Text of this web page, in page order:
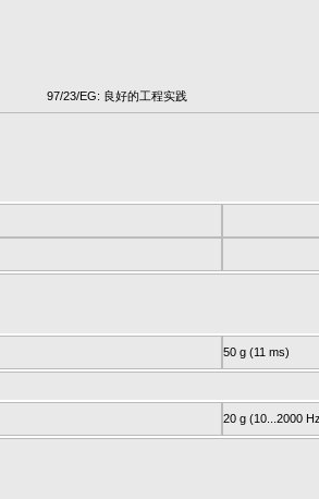
97/23/EG: 良好的工程实践
50 g (11 ms)
20 g (10...2000